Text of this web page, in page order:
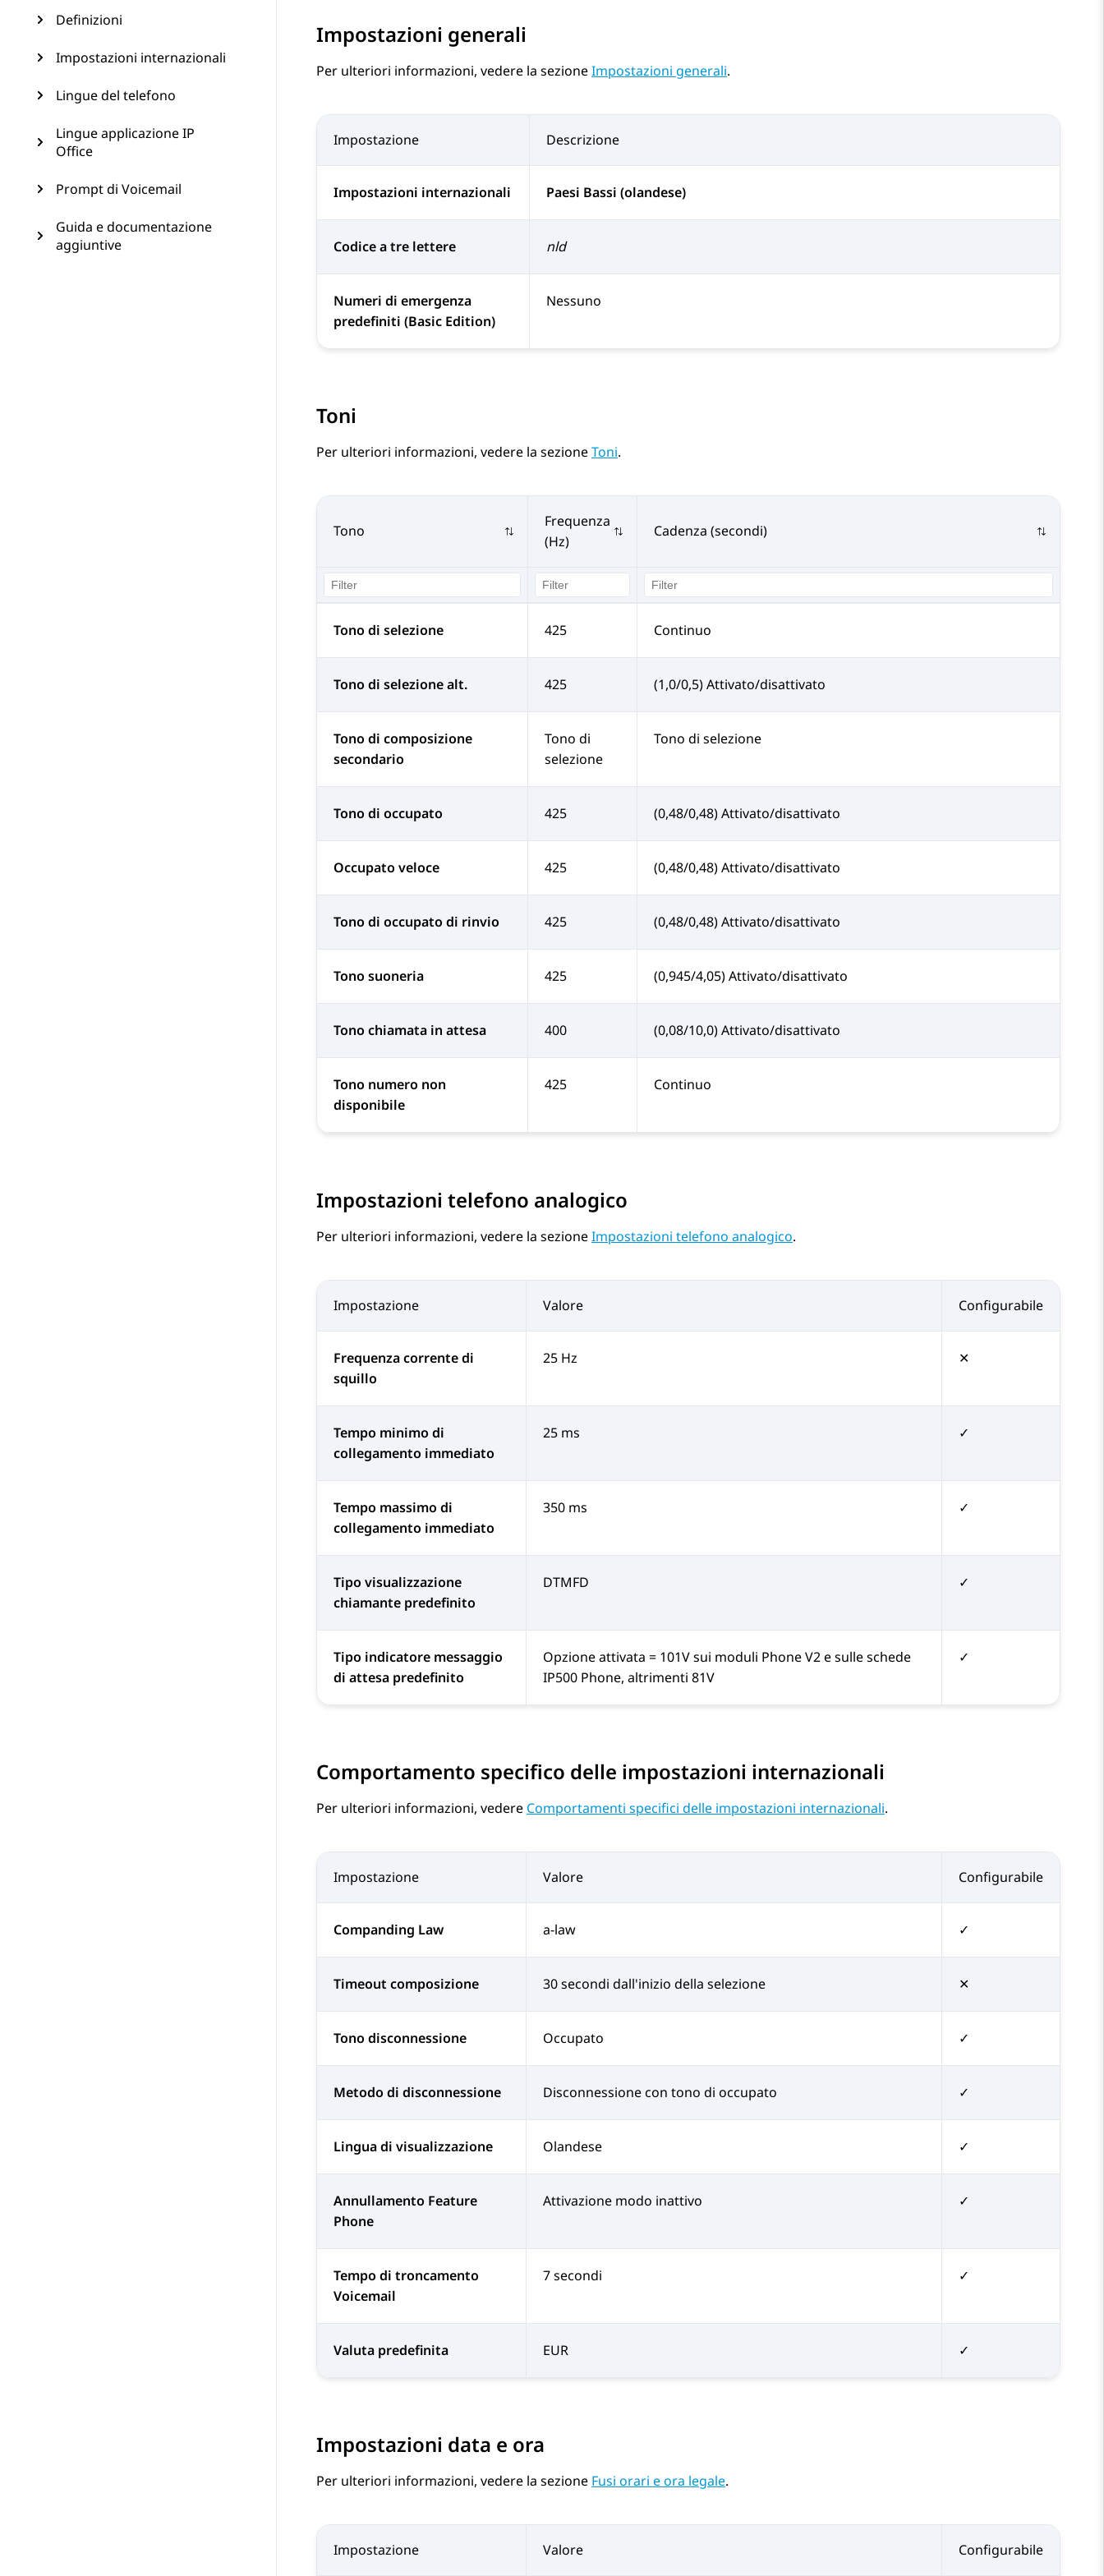
Definizioni
Impostazioni internazionali
Lingue del telefono
Lingue applicazione IP
Office
Prompt di Voicemail
Guida e documentazione
aggiuntive
Impostazioni generali
Per ulteriori informazioni, vedere la sezioneImpostazioni generali.
Impostazione Descrizione
Impostazioni internazionali Paesi Bassi (olandese)
Codice a tre lettere nld
Numeri di emergenza
predefiniti (Basic Edition)
Nessuno
Toni
Per ulteriori informazioni, vedere la sezioneToni.
Tono
Frequenza
(Hz)
Cadenza (secondi)
Tono di selezione 425 Continuo
Tono di selezione alt. 425 (1,0/0,5) Attivato/disattivato
Tono di composizione
secondario
Tono di
selezione
Tono di selezione
Tono di occupato 425 (0,48/0,48) Attivato/disattivato
Occupato veloce 425 (0,48/0,48) Attivato/disattivato
Tono di occupato di rinvio 425 (0,48/0,48) Attivato/disattivato
Tono suoneria 425 (0,945/4,05) Attivato/disattivato
Tono chiamata in attesa 400 (0,08/10,0) Attivato/disattivato
Tono numero non
disponibile
425 Continuo
Impostazioni telefono analogico
Per ulteriori informazioni, vedere la sezioneImpostazioni telefono analogico.
Impostazione Valore Configurabile
Frequenza corrente di
squillo
25 Hz ✕
Tempo minimo di
collegamento immediato
25 ms ✓
Tempo massimo di
collegamento immediato
350 ms ✓
Tipo visualizzazione
chiamante predefinito
DTMFD ✓
Tipo indicatore messaggio
di attesa predefinito
Opzione attivata = 101V sui moduli Phone V2 e sulle schede
IP500 Phone, altrimenti 81V
✓
Comportamento specifico delle impostazioni internazionali
Per ulteriori informazioni, vedere Comportamenti specifici delle impostazioni internazionali.
Impostazione Valore Configurabile
Companding Law a-law ✓
Timeout composizione 30 secondi dall'inizio della selezione ✕
Tono disconnessione Occupato ✓
Metodo di disconnessione Disconnessione con tono di occupato ✓
Lingua di visualizzazione Olandese ✓
Annullamento Feature
Phone
Attivazione modo inattivo ✓
Tempo di troncamento
Voicemail
7 secondi ✓
Valuta predefinita EUR ✓
Impostazioni data e ora
Per ulteriori informazioni, vedere la sezione Fusi orari e ora legale.
Impostazione Valore Configurabile